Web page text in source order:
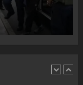
e familjes!